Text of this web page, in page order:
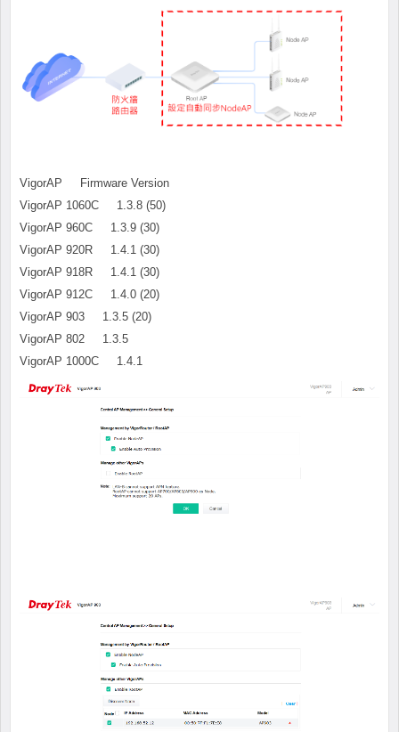
VigorAP Firmware Version
VigorAP 1060C 1.3.8 (50)
VigorAP 960C 1.3.9 (30)
VigorAP 920R 1.4.1 (30)
VigorAP 918R 1.4.1 (30)
VigorAP 912C 1.4.0 (20)
VigorAP 903 1.3.5 (20)
VigorAP 802 1.3.5
VigorAP 1000C 1.4.1